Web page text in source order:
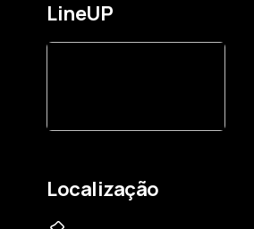
LineUP
Localização